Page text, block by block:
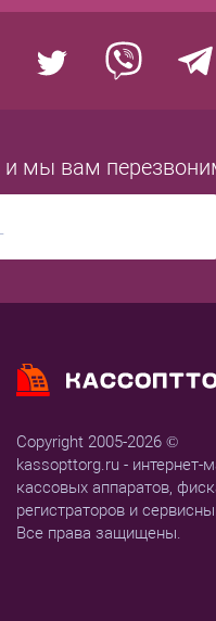
и мы вам
Copyright 2005-2026 ©
kassopttorg.ru - интернет-
кассовых аппаратов,
регистраторов и
Все права защищены.